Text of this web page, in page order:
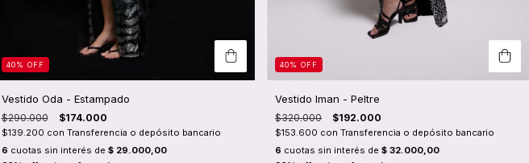
40% OFF
Vestido Oda - Estampado
$290.000 $174.000
$139.200 con Transferencia o depósito bancario
6 cuotas sin interés de $ 29.000,00
40%OFF
Vestido Iman - Peltre
$320.000 $192.000
$153.600 con Transferencia o depósito bancario
6 cuotas sin interés de$ 32.000,00